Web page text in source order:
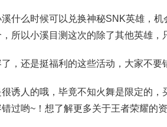
什么时候可以兑换神秘SNK英雄，
所以小溪目测这次的除了其他英雄
，还是挺福利的这些活动，大家不要
诱人的哦，毕竟不知火舞是限定的
过哟~！想了解更多关于王者荣耀的